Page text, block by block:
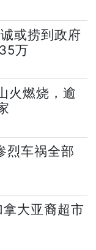
或捞到政府
万
火燃烧，逾
烈车祸全部
大亚裔超市